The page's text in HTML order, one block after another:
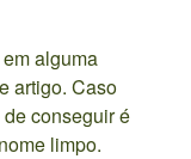
alguma
artigo. Caso
conseguir é
limpo.